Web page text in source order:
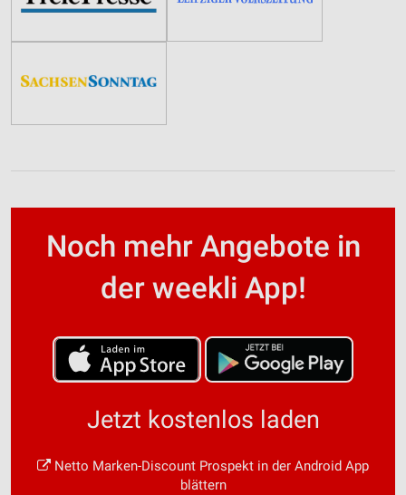
Noch mehr Angebote in
der weekli App!
Jetzt kostenlos laden
Netto Marken-Discount Prospekt in der Android App
blättern